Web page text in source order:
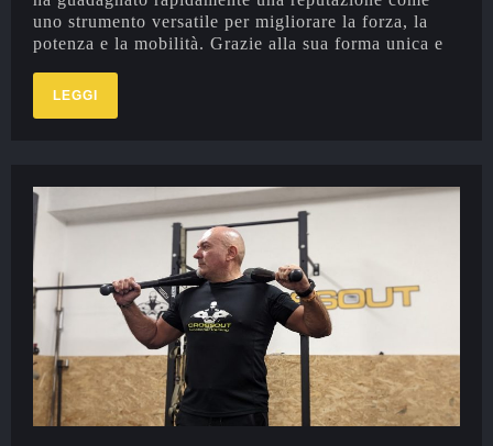
uno strumento versatile per migliorare la forza, la
potenza e la mobilità. Grazie alla sua forma unica e
LEGGI